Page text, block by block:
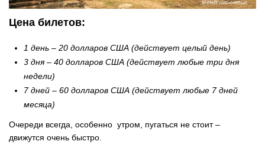
Цена билетов:
1 день – 20 долларов США (действует целый день)
3 дня – 40 долларов США (действует любые три дня
недели)
7 дней – 60 долларов США (действует любые 7 дней
месяца)
Очереди всегда, особенно утром, пугаться не стоит –
движутся очень быстро.